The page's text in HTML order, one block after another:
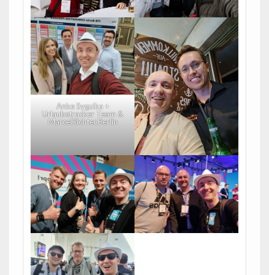
Anke Sygulka +
Urlaubstracker Team &
MarcelRichter.Berlin